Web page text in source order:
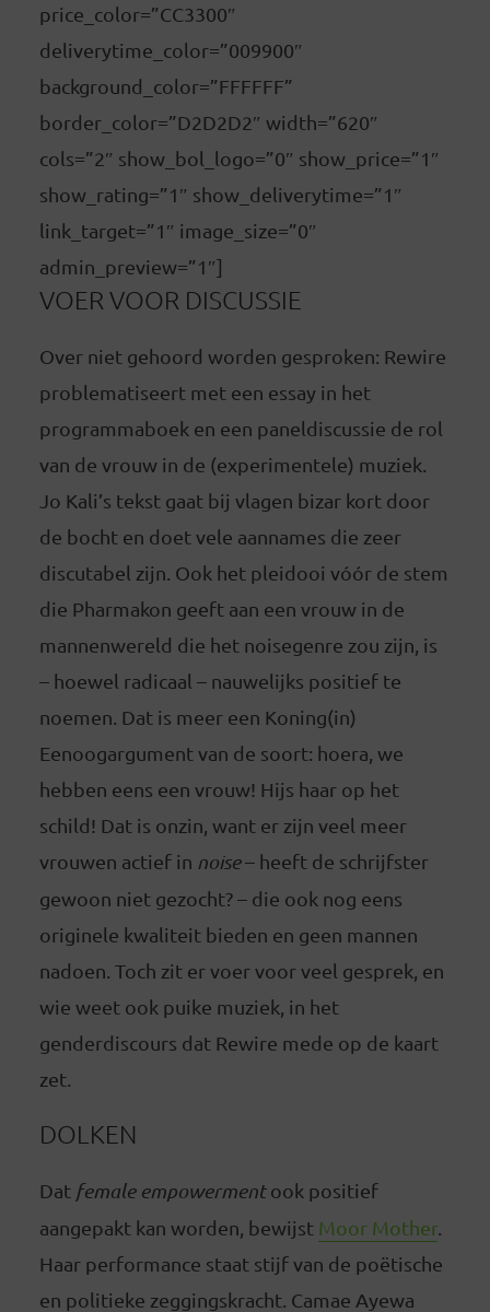
price_color=”CC3300″
deliverytime_color=”009900″
background_color=”FFFFFF”
border_color=”D2D2D2″ width=”620″
cols=”2″ show_bol_logo=”0″ show_price=”1″
show_rating=”1″ show_deliverytime=”1″
link_target=”1″ image_size=”0″
admin_preview=”1″]
VOER VOOR DISCUSSIE
Over niet gehoord worden gesproken: Rewire
problematiseert met een essay in het
programmaboek en een paneldiscussie de rol
van de vrouw in de (experimentele) muziek.
Jo Kali’s tekst gaat bij vlagen bizar kort door
de bocht en doet vele aannames die zeer
discutabel zijn. Ook het pleidooi vóór de stem
die Pharmakon geeft aan een vrouw in de
mannenwereld die het noisegenre zou zijn, is
– hoewel radicaal – nauwelijks positief te
noemen. Dat is meer een Koning(in)
Eenoogargument van de soort: hoera, we
hebben eens een vrouw! Hijs haar op het
schild! Dat is onzin, want er zijn veel meer
vrouwen actief in noise– heeft de schrijfster
gewoon niet gezocht? – die ook nog eens
originele kwaliteit bieden en geen mannen
nadoen. Toch zit er voer voor veel gesprek, en
wie weet ook puike muziek, in het
genderdiscours dat Rewire mede op de kaart
zet.
DOLKEN
Dat female empowermentook positief
aangepakt kan worden, bewijst Moor Mother.
Haar performance staat stijf van de poëtische
en politieke zeggingskracht. Camae Ayewa